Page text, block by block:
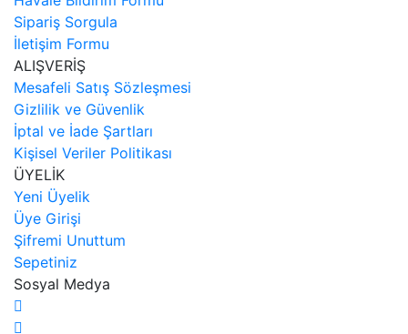
Sipariş Sorgula
İletişim Formu
ALIŞVERİŞ
Mesafeli Satış Sözleşmesi
Gizlilik ve Güvenlik
İptal ve İade Şartları
Kişisel Veriler Politikası
ÜYELİK
Yeni Üyelik
Üye Girişi
Şifremi Unuttum
Sepetiniz
Sosyal Medya